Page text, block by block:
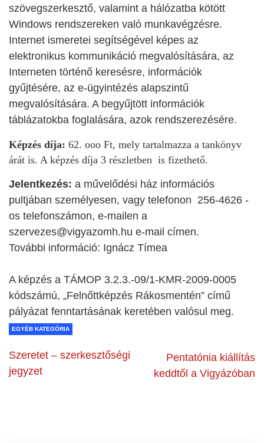
szövegszerkesztő, valamint a hálózatba kötött
Windows rendszereken való munkavégzésre.
Internet ismeretei segítségével képes az
elektronikus kommunikáció megvalósítására, az
Interneten történő keresésre, információk
gyűjtésére, az e-ügyintézés alapszintű
megvalósítására. A begyűjtött információk
táblázatokba foglalására, azok rendszerezésére.
Képzés díja: 62. ooo Ft, mely tartalmazza a tankönyv
árát is. A képzés díja 3 részletben is fizethető.
Jelentkezés: a művelődési ház információs
pultjában személyesen, vagy telefonon 256-4626 -
os telefonszámon, e-mailen a
szervezes@vigyazomh.hu e-mail címen.
További információ: Ignácz Tímea
A képzés a TÁMOP 3.2.3.-09/1-KMR-2009-0005
kódszámú, „Felnőttképzés Rákosmentén” című
pályázat fenntartásának keretében valósul meg.
EGYÉB KATEGÓRIA
Szeretet – szerkesztőségi
jegyzet
Pentatónia kiállítás
keddtől a Vigyázóban